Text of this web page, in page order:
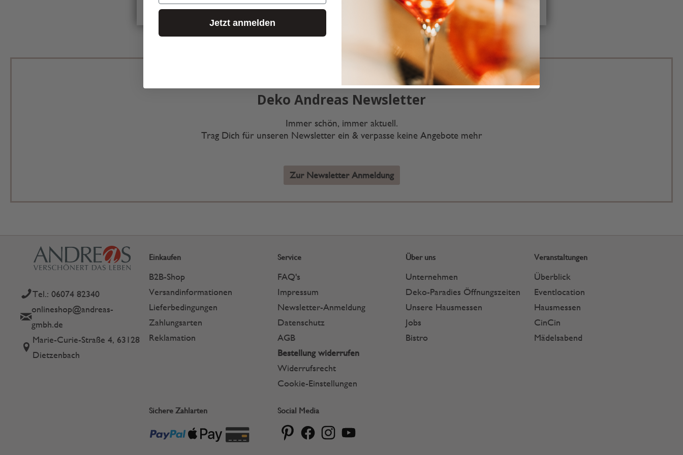
Deko Andreas Newsletter
Immer schön, immer aktuell.
Trag Dich für unseren Newsletter ein & verpasse keine Angebote mehr
Zur Newsletter Anmeldung
Tel.: 06074 82340
onlineshop@andreas-
gmbh.de
Marie-Curie-Straße 4, 63128
Dietzenbach
Einkaufen
B2B-Shop
Versandinformationen
Lieferbedingungen
Zahlungsarten
Reklamation
Service
FAQ's
Impressum
Newsletter-Anmeldung
Datenschutz
AGB
Bestellung widerrufen
Widerrufsrecht
Cookie-Einstellungen
Über uns
Unternehmen
Deko-Paradies Öffnungszeiten
Unsere Hausmessen
Jobs
Bistro
Veranstaltungen
Überblick
Eventlocation
Hausmessen
CinCin
Mädelsabend
Sichere Zahlarten Social Media
Jetzt anmelden